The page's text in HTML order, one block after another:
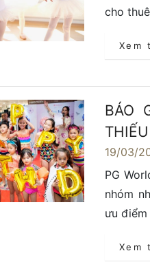
cho
Xem
BÁO
19/03/
PG
nhóm
ưu
Xem